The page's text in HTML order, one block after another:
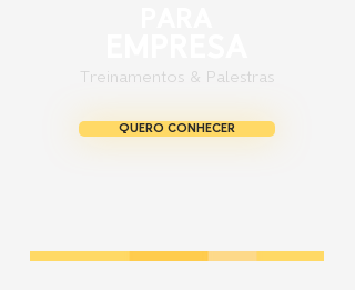
Treinamentos & Palestras
QUERO CONHECER